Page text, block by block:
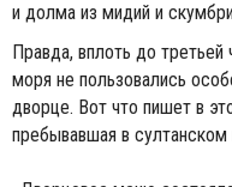
и долма из мидий и
Правда, вплоть до
моря не пользовались
дворце. Вот что пишет в
пребывавшая в